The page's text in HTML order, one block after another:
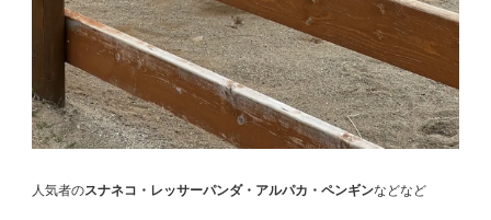
人気者のスナネコ・レッサーパンダ・アルパカ・ペンギンなどなど